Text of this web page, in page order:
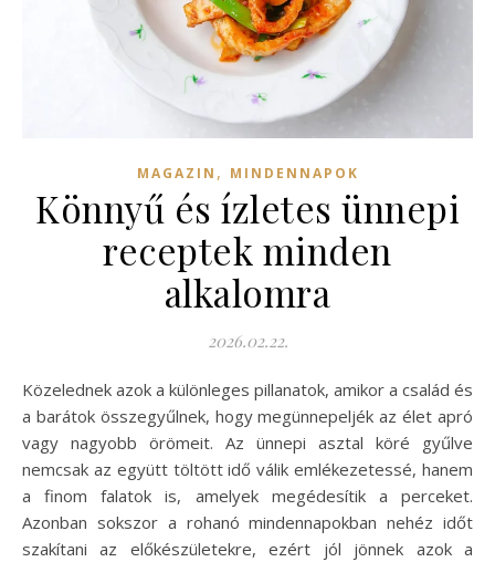
MAGAZIN , MINDENNAPOK
Könnyű és ízletes ünnepi
receptek minden
alkalomra
2026.02.22.
Közelednek azok a különleges pillanatok, amikor a család és
a barátok összegyűlnek, hogy megünnepeljék az élet apró
vagy nagyobb örömeit. Az ünnepi asztal köré gyűlve
nemcsak az együtt töltött idő válik emlékezetessé, hanem
a finom falatok is, amelyek megédesítik a perceket.
Azonban sokszor a rohanó mindennapokban nehéz időt
szakítani az előkészületekre, ezért jól jönnek azok a